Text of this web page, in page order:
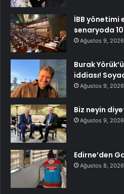
İBB yönetimi
senaryoda
Ağustos 9, 2026
Burak
iddiası!
Ağustos 9, 2026
Biz neyin
Ağustos 9, 2026
Edirne’den
Ağustos 8, 2026